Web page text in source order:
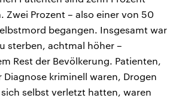
Zwei Prozent – also einer von 50
begangen. Insgesamt war
sterben, achtmal höher –
Rest der Bevölkerung. Patienten,
kriminell waren, Drogen
selbst verletzt hatten, waren